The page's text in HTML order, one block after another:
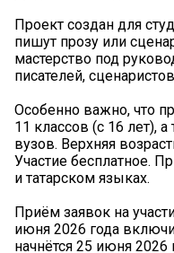
Проект создан для
пишут прозу или
мастерство под
писателей,
Особенно важно, что
11 классов (с 16 лет),
вузов. Верхняя
Участие бесплатное.
и татарском языках.
Приём заявок на
июня 2026 года
начнётся 25 июня 2026